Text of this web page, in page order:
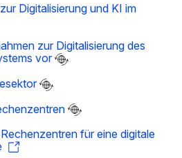
Digitalisierung und KI im
zur Digitalisierung des
vor
für eine digitale